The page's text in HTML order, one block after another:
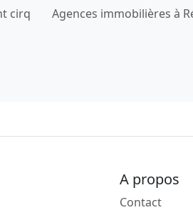
cirq Agences immobilières à
A propos
Contact